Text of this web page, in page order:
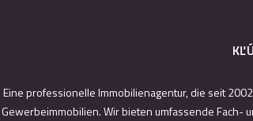
Eine professionelle Immobilienagentur, die seit
Gewerbeimmobilien. Wir bieten umfassende Fach-